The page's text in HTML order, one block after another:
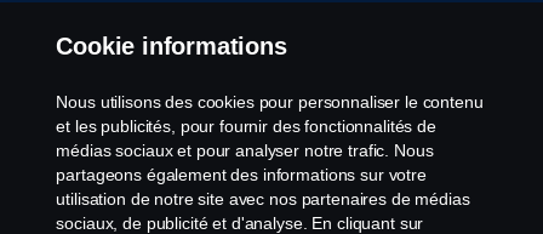
Whistleblowing
Contact
Cookies politique
Paramètres des cookies
Cookie informations
Nous utilisons des cookies pour personnaliser le contenu
et les publicités, pour fournir des fonctionnalités de
médias sociaux et pour analyser notre trafic. Nous
partageons également des informations sur votre
utilisation de notre site avec nos partenaires de médias
sociaux, de publicité et d'analyse. En cliquant sur